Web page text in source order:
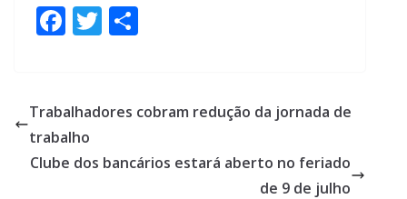
F
b
o
o
T
er e
Trabalhadores cobram redução da jornada de
trabalho
Clube dos bancários estará aberto no feriado
de 9 de julho